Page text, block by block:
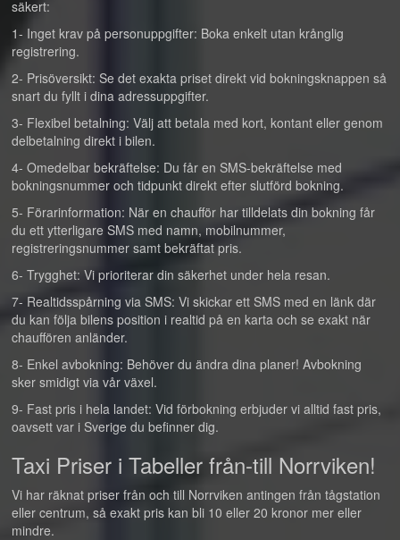
säkert:
1- Inget krav på personuppgifter: Boka enkelt utan krånglig
registrering.
2- Prisöversikt: Se det exakta priset direkt vid bokningsknappen så
snart du fyllt i dina adressuppgifter.
3- Flexibel betalning: Välj att betala med kort, kontant eller genom
delbetalning direkt i bilen.
4- Omedelbar bekräftelse: Du får en SMS-bekräftelse med
bokningsnummer och tidpunkt direkt efter slutförd bokning.
5- Förarinformation: När en chaufför har tilldelats din bokning får
du ett ytterligare SMS med namn, mobilnummer,
registreringsnummer samt bekräftat pris.
6- Trygghet: Vi prioriterar din säkerhet under hela resan.
7- Realtidsspårning via SMS: Vi skickar ett SMS med en länk där
du kan följa bilens position i realtid på en karta och se exakt när
chauffören anländer.
8- Enkel avbokning: Behöver du ändra dina planer! Avbokning
sker smidigt via vår växel.
9- Fast pris i hela landet: Vid förbokning erbjuder vi alltid fast pris,
oavsett var i Sverige du befinner dig.
Taxi Priser i Tabeller från-till Norrviken!
Vi har räknat priser från och till Norrviken antingen från tågstation
eller centrum, så exakt pris kan bli 10 eller 20 kronor mer eller
mindre.